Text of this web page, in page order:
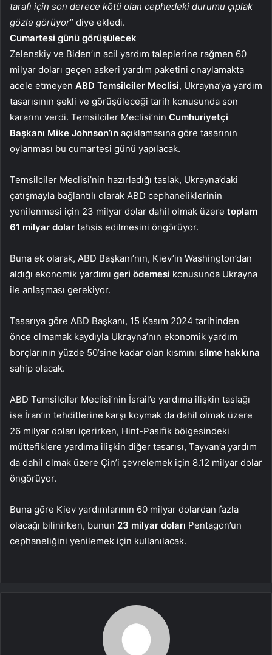
tarafı için son derece kötü olan cephedeki durumu çıplak
gözle görüyor” diye ekledi.
Cumartesi günü görüşülecek
Zelenskiy ve Biden’ın acil yardım taleplerine rağmen 60
milyar doları geçen askeri yardım paketini onaylamakta
acele etmeyen ABD Temsilciler Meclisi, Ukrayna’ya yardım
tasarısının şekli ve görüşüleceği tarih konusunda son
kararını verdi. Temsilciler Meclisi’nin Cumhuriyetçi
Başkanı Mike Johnson’ın açıklamasına göre tasarının
oylanması bu cumartesi günü yapılacak.
Temsilciler Meclisi’nin hazırladığı taslak, Ukrayna’daki
çatışmayla bağlantılı olarak ABD cephaneliklerinin
yenilenmesi için 23 milyar dolar dahil olmak üzere toplam
61 milyar dolar tahsis edilmesini öngörüyor.
Buna ek olarak, ABD Başkanı’nın, Kiev’in Washington’dan
aldığı ekonomik yardımı geri ödemesi konusunda Ukrayna
ile anlaşması gerekiyor.
Tasarıya göre ABD Başkanı, 15 Kasım 2024 tarihinden
önce olmamak kaydıyla Ukrayna’nın ekonomik yardım
borçlarının yüzde 50’sine kadar olan kısmını silme hakkına
sahip olacak.
ABD Temsilciler Meclisi’nin İsrail’e yardıma ilişkin taslağı
ise İran’ın tehditlerine karşı koymak da dahil olmak üzere
26 milyar doları içerirken, Hint-Pasifik bölgesindeki
müttefiklere yardıma ilişkin diğer tasarısı, Tayvan’a yardım
da dahil olmak üzere Çin’i çevrelemek için 8.12 milyar dolar
öngörüyor.
Buna göre Kiev yardımlarının 60 milyar dolardan fazla
olacağı bilinirken, bunun 23 milyar doları Pentagon’un
cephaneliğini yenilemek için kullanılacak.